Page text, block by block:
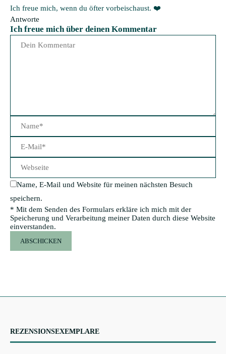
Ich freue mich, wenn du öfter vorbeischaust. ❤️
Antworte
Ich freue mich über deinen Kommentar
Name, E-Mail und Website für meinen nächsten Besuch
speichern.
* Mit dem Senden des Formulars erkläre ich mich mit der
Speicherung und Verarbeitung meiner Daten durch diese Website
einverstanden.
REZENSIONSEXEMPLARE